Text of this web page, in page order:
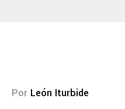
Por León Iturbide